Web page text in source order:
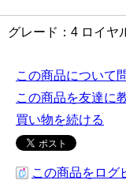
グレード：4 ロイヤ
この商品について
この商品を友達に
買い物を続ける
この商品をログ